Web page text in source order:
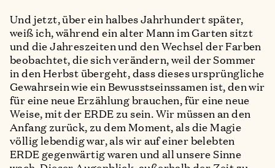
Und jetzt, über ein halbes Jahrhundert später,
weiß ich, während ein alter Mann im Garten sitzt
und die Jahreszeiten und den Wechsel der Farben
beobachtet, die sich verändern, weil der Sommer
in den Herbst übergeht, dass dieses ursprüngliche
Gewahrsein wie ein Bewusstseinssamen ist, den wir
für eine neue Erzählung brauchen, für eine neue
Weise, mit der ERDE zu sein. Wir müssen an den
Anfang zurück, zu dem Moment, als die Magie
völlig lebendig war, als wir auf einer belebten
ERDE gegenwärtig waren und all unsere Sinne